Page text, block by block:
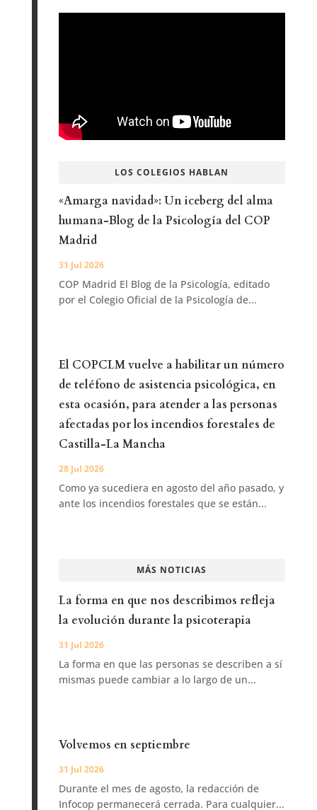
LOS COLEGIOS HABLAN
«Amarga navidad»: Un iceberg del alma
humana-Blog de la Psicología del COP
Madrid
31 Jul 2026
COP Madrid El Blog de la Psicología, editado
por el Colegio Oficial de la Psicología de...
El COPCLM vuelve a habilitar un número
de teléfono de asistencia psicológica, en
esta ocasión, para atender a las personas
afectadas por los incendios forestales de
Castilla-La Mancha
28 Jul 2026
Como ya sucediera en agosto del año pasado, y
ante los incendios forestales que se están...
MÁS NOTICIAS
La forma en que nos describimos refleja
la evolución durante la psicoterapia
31 Jul 2026
La forma en que las personas se describen a sí
mismas puede cambiar a lo largo de un...
Volvemos en septiembre
31 Jul 2026
Durante el mes de agosto, la redacción de
Infocop permanecerá cerrada. Para cualquier...